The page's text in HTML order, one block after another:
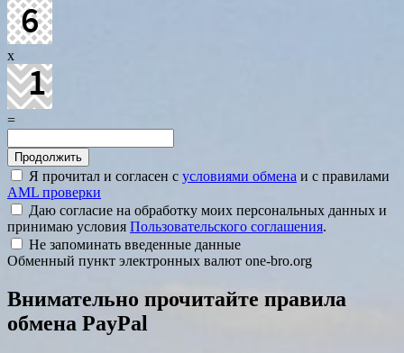
x
=
Я прочитал и согласен с условиями обмена и с правилами
AML проверки
Даю согласие на обработку моих персональных данных и
принимаю условия Пользовательского соглашения.
Не запоминать введенные данные
Обменный пункт электронных валют one-bro.org
Внимательно прочитайте правила
обмена PayPal